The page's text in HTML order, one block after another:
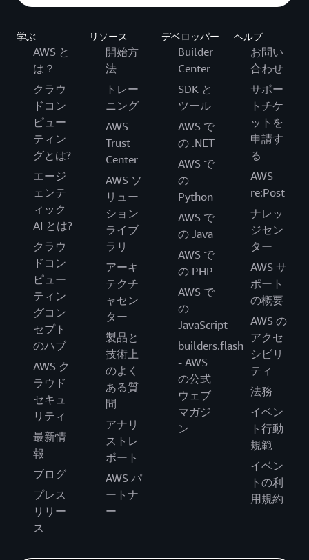
学ぶ
AWS と
は？
クラウ
ドコン
ピュー
ティン
グとは?
エージ
ェンテ
ィック
AI とは?
クラウ
ドコン
ピュー
ティン
グコン
セプト
のハブ
AWS ク
ラウド
セキュ
リティ
最新情
報
ブログ
プレス
リリー
ス
リソース
開始方
法
トレー
ニング
AWS
Trust
Center
AWS ソ
リュー
ション
ライブ
ラリ
アーキ
テクチ
ャセン
ター
製品と
技術上
のよく
ある質
問
アナリ
ストレ
ポート
AWS パ
ートナ
ー
デベロッパー
Builder
Center
SDK と
ツール
AWS で
の .NET
AWS で
の
Python
AWS で
の Java
AWS で
の PHP
AWS で
の
JavaScript
builders.flash
- AWS
の公式
ウェブ
マガジ
ン
ヘルプ
お問い
合わせ
サポー
トチケ
ットを
申請す
る
AWS
re:Post
ナレッ
ジセン
ター
AWS サ
ポート
の概要
AWS の
アクセ
シビリ
ティ
法務
イベン
ト行動
規範
イベン
トの利
用規約